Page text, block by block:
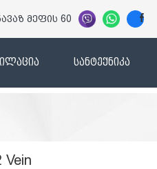
მეფის 60
სანტექნიკა